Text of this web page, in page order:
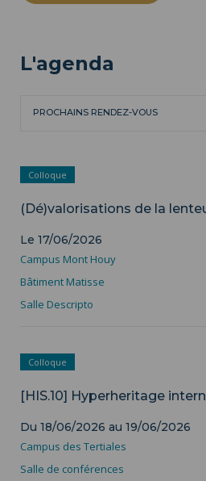
L'agenda
PROCHAINS RENDEZ-VOUS
Colloque
(Dé)valorisations de la
Le 17/06/2026
Campus Mont Houy
Bâtiment Matisse
Salle Descripto
Colloque
[HIS.10] Hyperheritage
Du 18/06/2026 au 19/06/2026
Campus des Tertiales
Salle de conférences